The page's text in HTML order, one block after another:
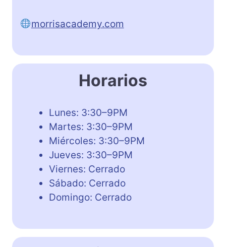
morrisacademy.com
Horarios
Lunes: 3:30–9PM
Martes: 3:30–9PM
Miércoles: 3:30–9PM
Jueves: 3:30–9PM
Viernes: Cerrado
Sábado: Cerrado
Domingo: Cerrado